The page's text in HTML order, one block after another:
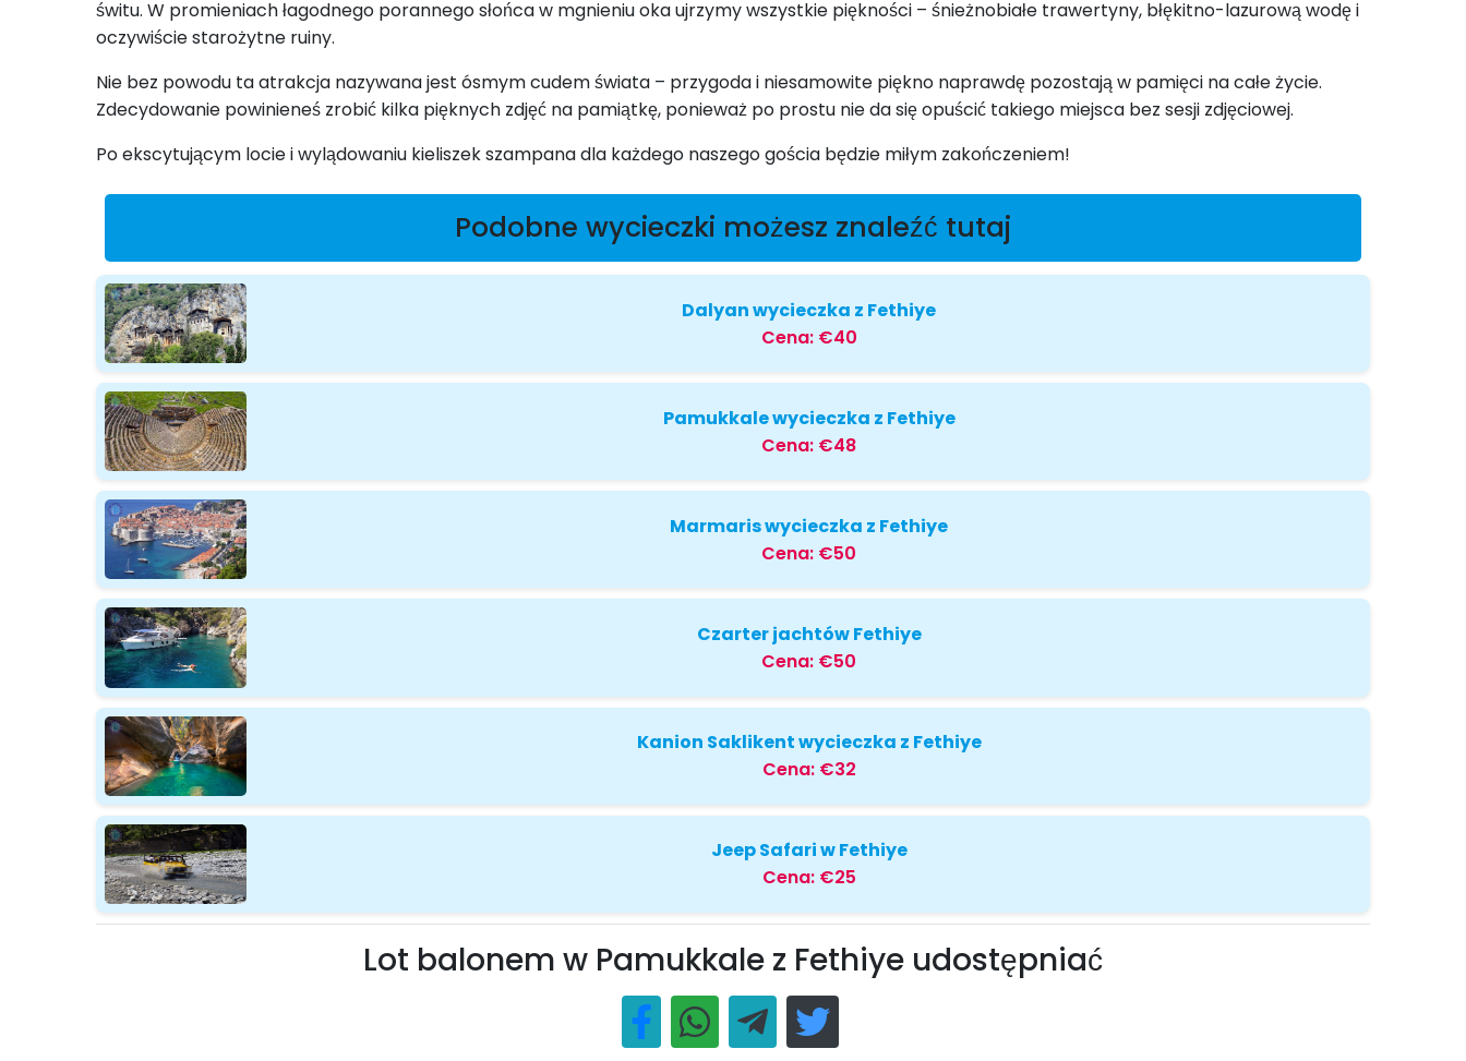
świtu. W promieniach łagodnego porannego słońca w mgnieniu oka ujrzymy wszystkie piękności – śnieżnobiałe trawertyny, błękitno-lazurową wodę i
oczywiście starożytne ruiny.
Nie bez powodu ta atrakcja nazywana jest ósmym cudem świata – przygoda i niesamowite piękno naprawdę pozostają w pamięci na całe życie.
Zdecydowanie powinieneś zrobić kilka pięknych zdjęć na pamiątkę, ponieważ po prostu nie da się opuścić takiego miejsca bez sesji zdjęciowej.
Po ekscytującym locie i wylądowaniu kieliszek szampana dla każdego naszego gościa będzie miłym zakończeniem!
Podobne wycieczki możesz znaleźć tutaj
Dalyan wycieczka z Fethiye
Cena: €40
Pamukkale wycieczka z Fethiye
Cena: €48
Marmaris wycieczka z Fethiye
Cena: €50
Czarter jachtów Fethiye
Cena: €50
Kanion Saklikent wycieczka z Fethiye
Cena: €32
Jeep Safari w Fethiye
Cena: €25
Lot balonem w Pamukkale z Fethiye udostępniać